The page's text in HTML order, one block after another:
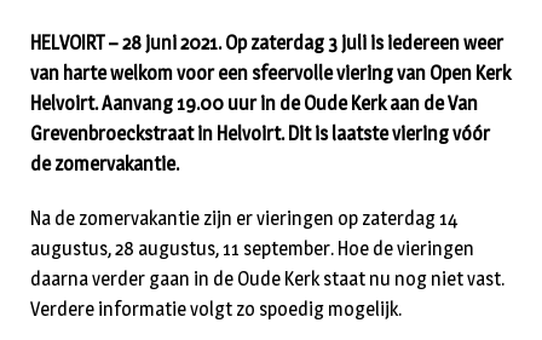
HELVOIRT – 28 juni 2021. Op zaterdag 3 juli is iedereen weer
van harte welkom voor een sfeervolle viering van Open Kerk
Helvoirt. Aanvang 19.00 uur in de Oude Kerk aan de Van
Grevenbroeckstraat in Helvoirt. Dit is laatste viering vóór
de zomervakantie.
Na de zomervakantie zijn er vieringen op zaterdag 14
augustus, 28 augustus, 11 september. Hoe de vieringen
daarna verder gaan in de Oude Kerk staat nu nog niet vast.
Verdere informatie volgt zo spoedig mogelijk.